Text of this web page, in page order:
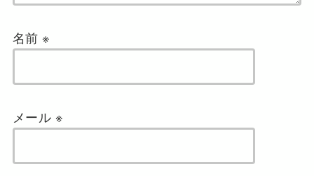
名前 ※
メール ※